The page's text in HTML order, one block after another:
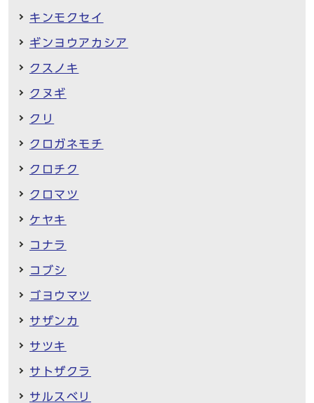
キンモクセイ
ギンヨウアカシア
クスノキ
クヌギ
クリ
クロガネモチ
クロチク
クロマツ
ケヤキ
コナラ
コブシ
ゴヨウマツ
サザンカ
サツキ
サトザクラ
サルスベリ